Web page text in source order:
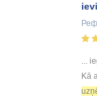
...
Kā